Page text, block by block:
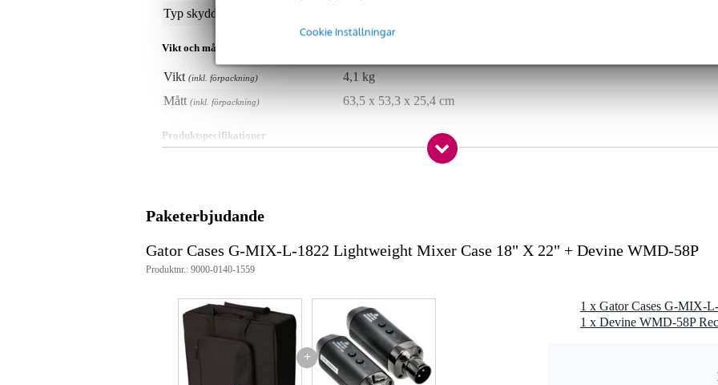
Cookie Inställningar
Typ skydd
Vikt och mått inkluderar förpackning
Vikt (inkl. förpackning)
4,1 kg
Mått (inkl. förpackning) 63,5 x 53,3 x 25,4 cm
Produktspecifikationer
innerfoder: quiltad trikå
förvaringsfack: extern tillbehörsficka
invändiga mått:
55,88 cm
17,78 cm
yttermått:
62,23 cm
52,07 cm
Paketerbjudande
Gator Cases G-MIX-L-1822 Lightweight Mixer Case 18" X 22" + Devine WMD-58P
Produktnr.: 9000-0140-1559
+